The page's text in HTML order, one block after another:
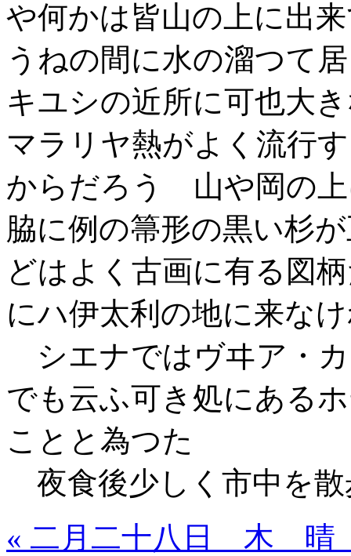
や何かは皆山の上に出
うねの間に水の溜つて
キユシの近所に可也大
マラリヤ熱がよく流行
からだろう 山や岡の上
脇に例の箒形の黒い杉
どはよく古画に有る図
にハ伊太利の地に来な
シエナではヴヰア・
でも云ふ可き処にある
ことと為つた
夜食後少しく市中を散
« 二月二十八日 木 晴